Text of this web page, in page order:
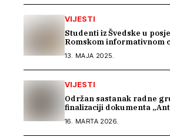
VIJESTI
Studenti iz Švedske u
Romskom informativnom
13. MAJA 2025.
VIJESTI
Održan sastanak radne
finalizaciji dokumenta
16. MARTA 2026.